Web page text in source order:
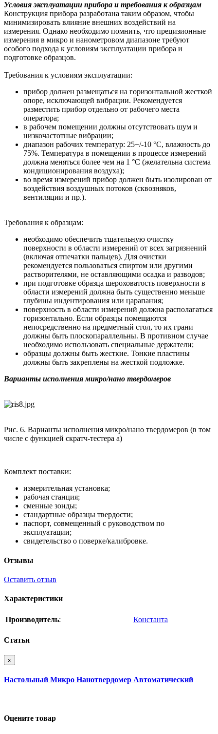
Условия эксплуатации прибора и требования к образцам
Конструкция прибора разработана таким образом, чтобы
минимизировать влияние внешних воздействий на
измерения. Однако необходимо помнить, что прецизионные
измерения в микро и нанометровом диапазоне требуют
особого подхода к условиям эксплуатации прибора и
подготовке образцов.
Требования к условиям эксплуатации:
прибор должен размещаться на горизонтальной жесткой
опоре, исключающей вибрации. Рекомендуется
разместить прибор отдельно от рабочего места
оператора;
в рабочем помещении должны отсутствовать шум и
низкочастотные вибрации;
диапазон рабочих температур: 25+/-10 °C, влажность до
75%. Температура в помещении в процессе измерений
должна меняться более чем на 1 °С (желательна система
кондиционирования воздуха);
во время измерений прибор должен быть изолирован от
воздействия воздушных потоков (сквозняков,
вентиляции и пр.).
Требования к образцам:
необходимо обеспечить тщательную очистку
поверхности в области измерений от всех загрязнений
(включая отпечатки пальцев). Для очистки
рекомендуется пользоваться спиртом или другими
растворителями, не оставляющими осадка и разводов;
при подготовке образца шероховатость поверхности в
области измерений должна быть существенно меньше
глубины индентирования или царапания;
поверхность в области измерений должна располагаться
горизонтально. Если образцы помещаются
непосредственно на предметный стол, то их грани
должны быть плоскопараллельны. В противном случае
необходимо использовать специальные держатели;
образцы должны быть жесткие. Тонкие пластины
должны быть закреплены на жесткой подложке.
Варианты исполнения микро/нано твердомеров
Рис. 6. Варианты исполнения микро/нано твердомеров (в том
числе с функцией скратч-тестера а)
Комплект поставки:
измерительная установка;
рабочая станция;
сменные зонды;
cтандартные образцы твердости;
паспорт, совмещенный с руководством по
эксплуатации;
свидетельство о поверке/калибровке.
Отзывы
Оставить отзыв
Характеристики
Производитель: Константа
Статьи
x
Настольный Микро Нанотвердомер Автоматический
Оцените товар